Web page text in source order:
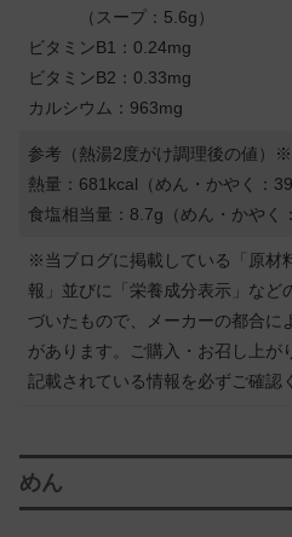
（スープ：5.6g）
ビタミンB1：0.24mg
ビタミンB2：0.33mg
カルシウム：963mg
参考（熱湯2度がけ調理後の値）※
熱量：681kcal（めん・かやく：
食塩相当量：8.7g（ めん・かやく
※当ブログに掲載している「原材
報」並びに「栄養成分表示」など
づいたもので、メーカーの都合に
があります。ご購入・お召し上が
記載されている情報を必ずご確認
めん